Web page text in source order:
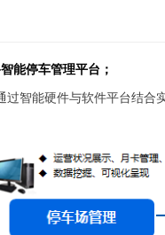
能停车管理平台；
过智能硬件与软件平台结合